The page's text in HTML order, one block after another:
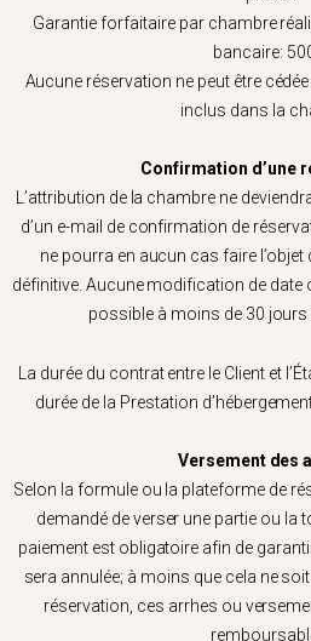
Garantie forfaitaire par chambre
bancaire:
Aucune réservation ne peut être
inclus dans la
Confirmation d’une
L’attribution de la chambre ne
d’un e-mail de confirmation de
ne pourra en aucun cas faire l’objet
définitive. Aucune modification de date
possible à moins de 30 jours
La durée du contrat entre le Client et
durée de la Prestation
Versement des
Selon la formule ou la plateforme de
demandé de verser une partie ou la
paiement est obligatoire afin de
sera annulée; à moins que cela ne
réservation, ces arrhes ou